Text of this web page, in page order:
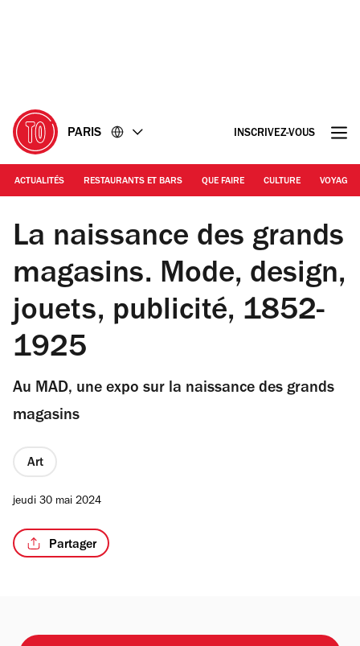
PARIS INSCRIVEZ-VOUS
ACTUALITÉS RESTAURANTS ET BARS QUE FAIRE CULTURE VOYAGE
© Les Arts Décoratifs / Jean Tholance
La naissance des grands
magasins. Mode, design,
jouets, publicité, 1852-
1925
Au MAD, une expo sur la naissance des grands
magasins
Art
jeudi 30 mai 2024
Partager